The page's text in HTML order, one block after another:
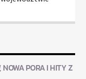
NOWA PORA I HITY Z